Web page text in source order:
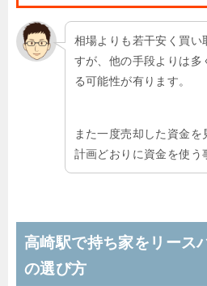
相場よりも若干安く買
すが、他の手段よりは
る可能性が有ります。
また一度売却した資金を
計画どおりに資金を使う
高崎駅で持ち家をリース
の選び方